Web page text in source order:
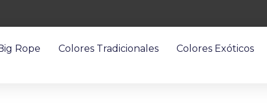
Rope Colores Tradicionales Colores Exóticos